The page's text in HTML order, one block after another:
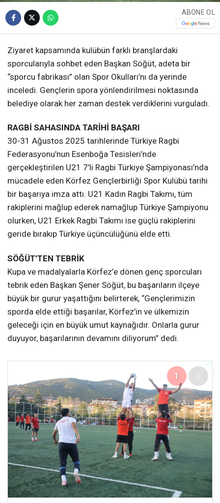
ABONE OL
Ziyaret kapsamında kulübün farklı branşlardaki
sporcularıyla sohbet eden Başkan Söğüt, adeta bir
“sporcu fabrikası” olan Spor Okulları’nı da yerinde
inceledi. Gençlerin spora yönlendirilmesi noktasında
belediye olarak her zaman destek verdiklerini vurguladı.
RAGBİ SAHASINDA TARİHİ BAŞARI
30-31 Ağustos 2025 tarihlerinde Türkiye Ragbi
Federasyonu’nun Esenboğa Tesisleri’nde
gerçekleştirilen U21 7’li Ragbi Türkiye Şampiyonası’nda
mücadele eden Körfez Gençlerbirliği Spor Kulübü tarihi
bir başarıya imza attı. U21 Kadın Ragbi Takımı, tüm
rakiplerini mağlup ederek namağlup Türkiye Şampiyonu
olurken, U21 Erkek Ragbi Takımı ise güçlü rakiplerini
geride bırakıp Türkiye üçüncülüğünü elde etti.
SÖĞÜT’TEN TEBRİK
Kupa ve madalyalarla Körfez’e dönen genç sporcuları
tebrik eden Başkan Şener Söğüt, bu başarıların ilçeye
büyük bir gurur yaşattığını belirterek, “Gençlerimizin
sporda elde ettiği başarılar, Körfez’in ve ülkemizin
geleceği için en büyük umut kaynağıdır. Onlarla gurur
duyuyor, başarılarının devamını diliyorum” dedi.
1